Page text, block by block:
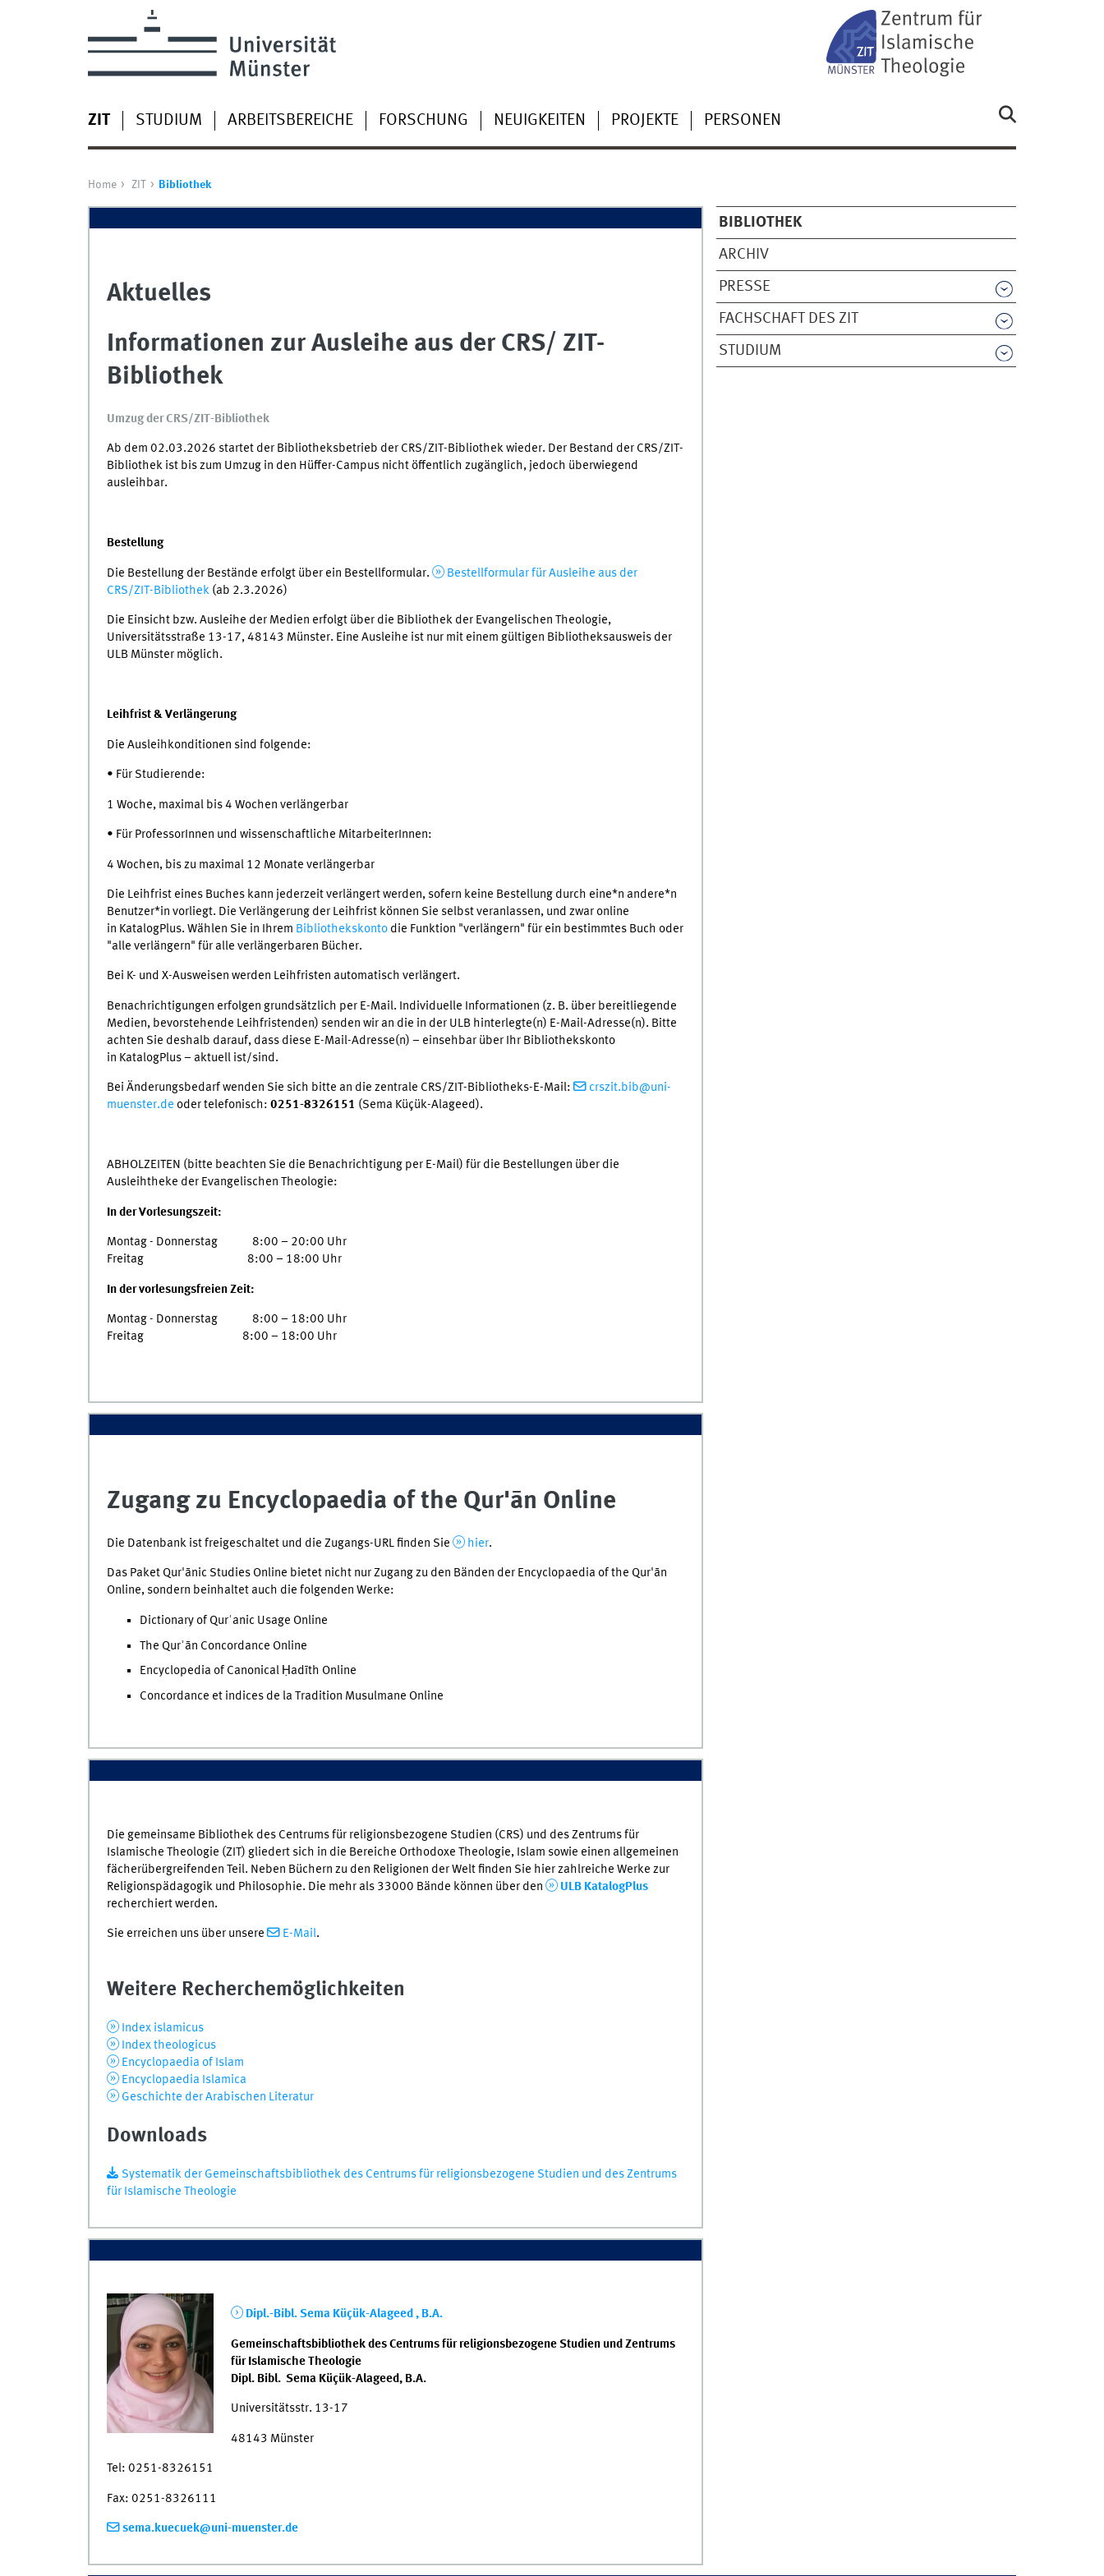
ZIT STUDIUM ARBEITSBEREICHE FORSCHUNG NEUIGKEITEN PROJEKTE PERSONEN
Home ZIT Bibliothek
BIBLIOTHEK
ARCHIV
PRESSE
FACHSCHAFT DES ZIT
STUDIUM
Aktuelles
Informationen zur Ausleihe aus der CRS/ ZIT-
Bibliothek
Umzug der CRS/ZIT-Bibliothek
Ab dem 02.03.2026 startet der Bibliotheksbetrieb der CRS/ZIT-Bibliothek wieder. Der Bestand der CRS/ZIT-
Bibliothek ist bis zum Umzug in den Hüffer-Campus nicht öffentlich zugänglich, jedoch überwiegend
ausleihbar.
Bestellung
Die Bestellung der Bestände erfolgt über ein Bestellformular.
Bestellformular für Ausleihe aus der
CRS/ZIT-Bibliothek (ab 2.3.2026)
Die Einsicht bzw. Ausleihe der Medien erfolgt über die Bibliothek der Evangelischen Theologie,
Universitätsstraße 13-17, 48143 Münster. Eine Ausleihe ist nur mit einem gültigen Bibliotheksausweis der
ULB Münster möglich.
Leihfrist & Verlängerung
Die Ausleihkonditionen sind folgende:
• Für Studierende: ​​
1 Woche, maximal bis 4 Wochen verlängerbar
• Für ProfessorInnen und wissenschaftliche MitarbeiterInnen:
4 Wochen, bis zu maximal 12 Monate verlängerbar
Die Leihfrist eines Buches kann jederzeit verlängert werden, sofern keine Bestellung durch eine*n andere*n
Benutzer*in vorliegt. Die Verlängerung der Leihfrist können Sie selbst veranlassen, und zwar online
in KatalogPlus. Wählen Sie in Ihrem Bibliothekskontodie Funktion "verlängern" für ein bestimmtes Buch oder
"alle verlängern" für alle verlängerbaren Bücher.
Bei K- und X-Ausweisen werden Leihfristen automatisch verlängert.
Benachrichtigungen erfolgen grundsätzlich per E-Mail. Individuelle Informationen (z. B. über bereitliegende
Medien, bevorstehende Leihfristenden) senden wir an die in der ULB hinterlegte(n) E-Mail-Adresse(n). Bitte
achten Sie deshalb darauf, dass diese E-Mail-Adresse(n) – einsehbar über Ihr Bibliothekskonto
in KatalogPlus – aktuell ist/sind.
Bei Änderungsbedarf wenden Sie sich bitte an die zentrale CRS/ZIT-Bibliotheks-E-Mail:
crszit.bib@uni-
muenster.de oder telefonisch: 0251-8326151 (Sema Küçük-Alageed).
ABHOLZEITEN (bitte beachten Sie die Benachrichtigung per E-Mail) für die Bestellungen über die
Ausleihtheke der Evangelischen Theologie:
In der Vorlesungszeit:
Montag - Donnerstag 8:00 – 20:00 Uhr
Freitag 8:00 – 18:00 Uhr
In der vorlesungsfreien Zeit:
Montag - Donnerstag 8:00 – 18:00 Uhr
Freitag 8:00 – 18:00 Uhr
Zugang zu Encyclopaedia of the Qur'ān Online
Die Datenbank ist freigeschaltet und die Zugangs-URL finden Sie hier.
Das Paket Qur'ānic Studies Online bietet nicht nur Zugang zu den Bänden der Encyclopaedia of the Qur'ān
Online, sondern beinhaltet auch die folgenden Werke:
Dictionary of Qurʾanic Usage Online
The Qurʾān Concordance Online
Encyclopedia of Canonical Ḥadīth Online
Concordance et indices de la Tradition Musulmane Online
Die gemeinsame Bibliothek des Centrums für religionsbezogene Studien (CRS) und des Zentrums für
Islamische Theologie (ZIT) gliedert sich in die Bereiche Orthodoxe Theologie, Islam sowie einen allgemeinen
fächerübergreifenden Teil. Neben Büchern zu den Religionen der Welt finden Sie hier zahlreiche Werke zur
Religionspädagogik und Philosophie. Die mehr als 33000 Bände können über den
ULB KatalogPlus
recherchiert werden.
Sie erreichen uns über unsere E-Mail.
Weitere Recherchemöglichkeiten
Index islamicus
Index theologicus
Encyclopaedia of Islam
Encyclopaedia Islamica
Geschichte der Arabischen Literatur
Downloads
Systematik der Gemeinschaftsbibliothek des Centrums für religionsbezogene Studien und des Zentrums
für Islamische Theologie
Dipl.-Bibl. Sema Küçük-Alageed , B.A.
Gemeinschaftsbibliothek des Centrums für religionsbezogene Studien und Zentrums
für Islamische Theologie
Dipl. Bibl. Sema Küçük-Alageed, B.A.
Universitätsstr. 13-17
48143 Münster
Tel: 0251-8326151
Fax: 0251-8326111
sema.kuecuek@uni-muenster.de